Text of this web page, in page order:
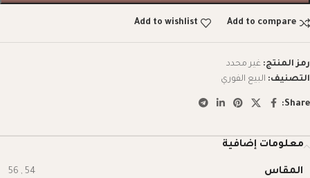
Add to compare
Add to wishlist
رمز المنتج: غير محدد
التصنيف: البيع الفوري
Share:
معلومات إضافية
المقاس 54
,
56